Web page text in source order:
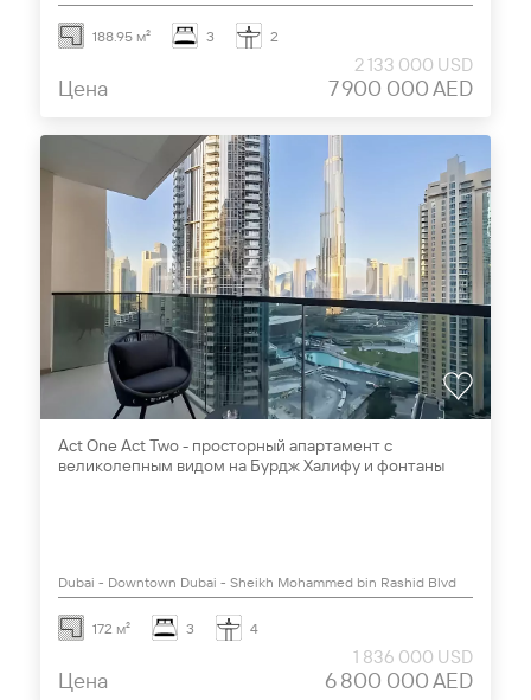
188.95 м² 3 2
Цена
2 133 000 USD
7 900 000 AED
Act One Act Two - просторный апартамент с
великолепным видом на Бурдж Халифу и фонтаны
Dubai - Downtown Dubai - Sheikh Mohammed bin Rashid Blvd
172 м² 3 4
Цена
1 836 000 USD
6 800 000 AED